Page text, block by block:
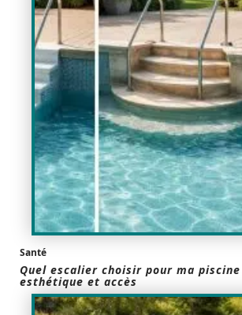
Santé
Quel escalier choisir pour ma
esthétique et accès